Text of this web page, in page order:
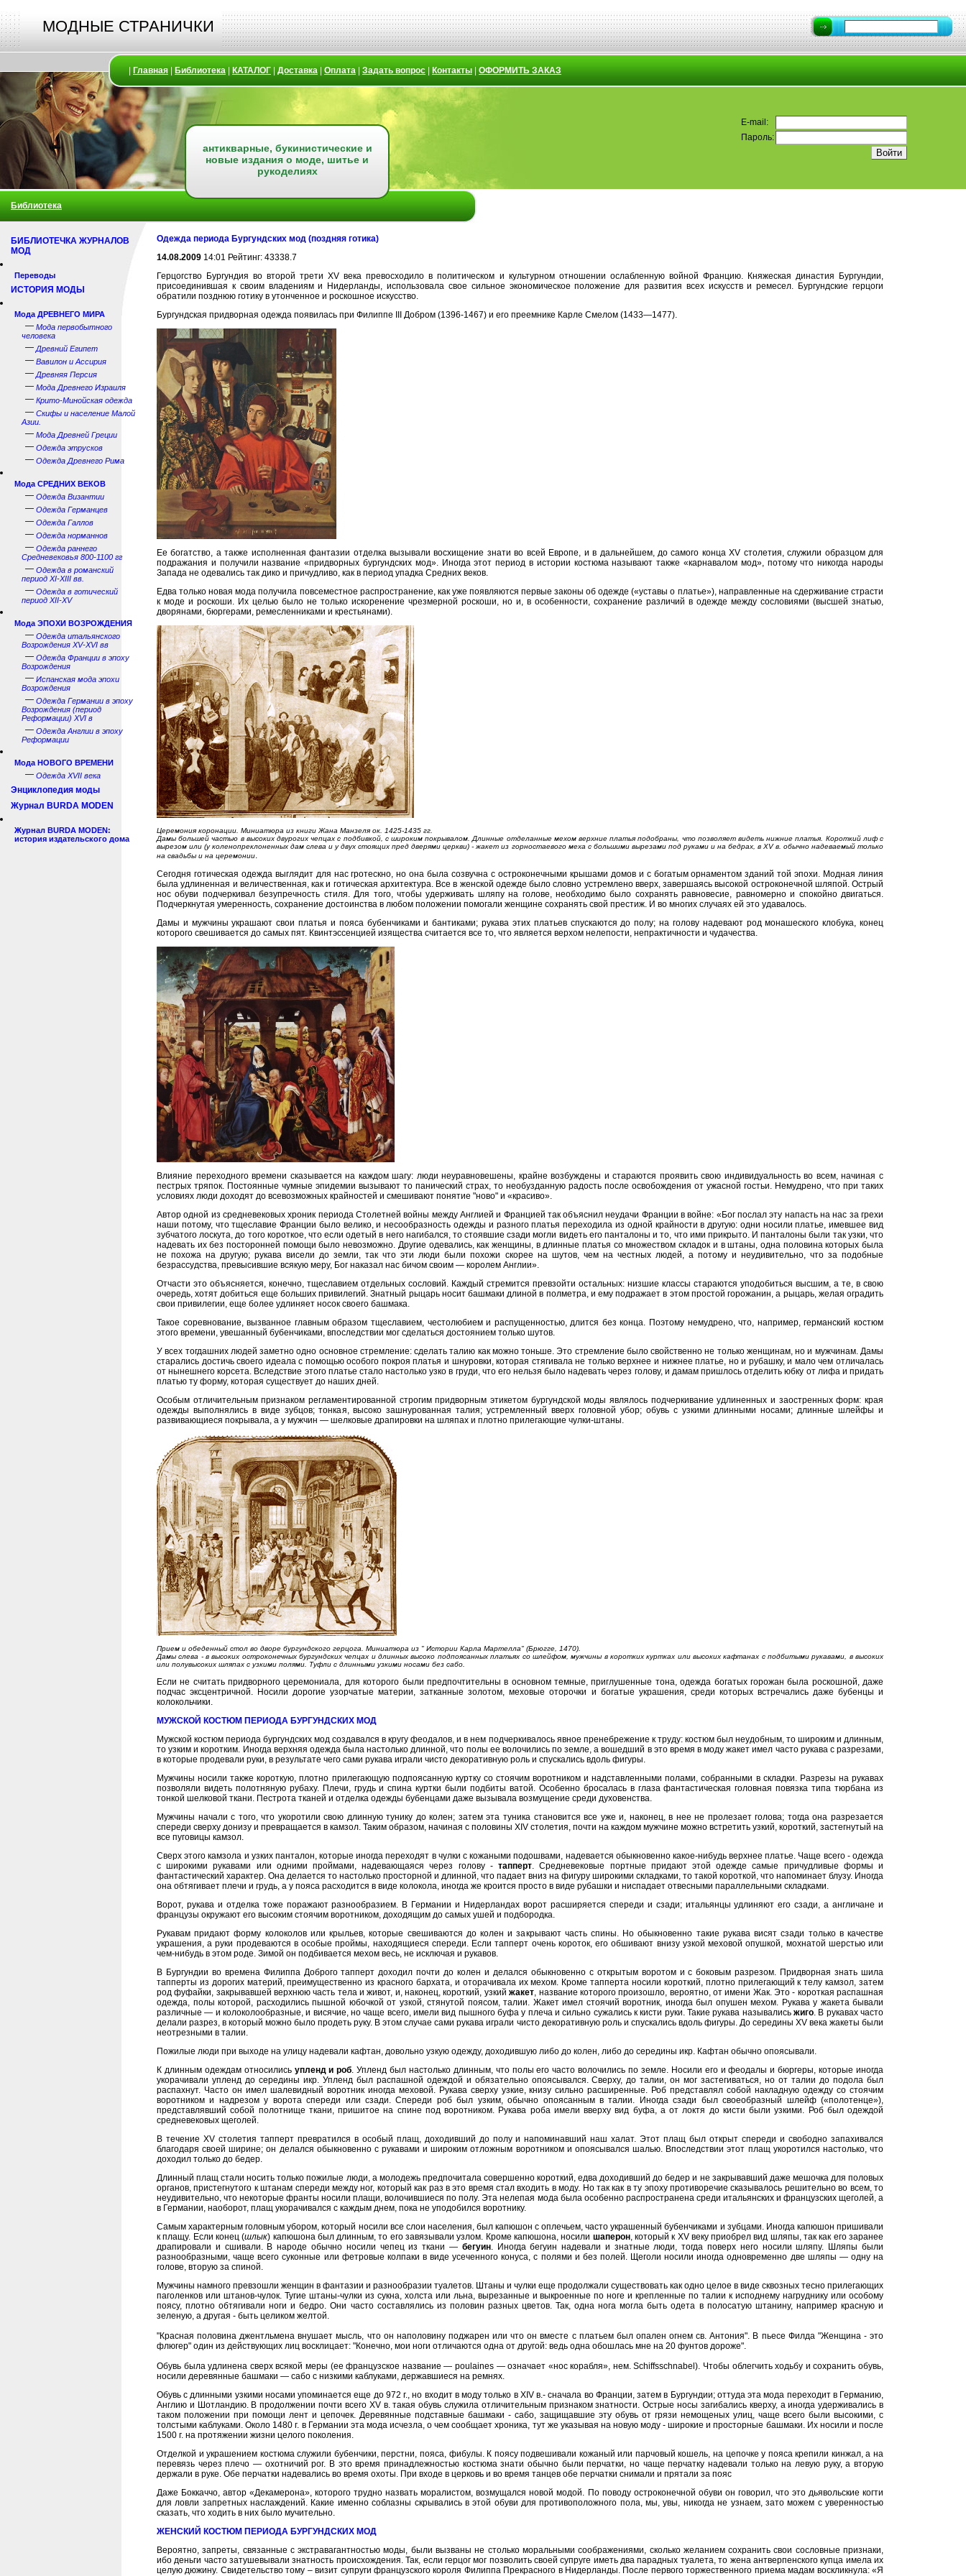
МОДНЫЕ СТРАНИЧКИ
Главная Библиотека КАТАЛОГ Доставка Оплата Задать вопрос Контакты ОФОРМИТЬ ЗАКАЗ
антикварные, букинистические и
новые издания о моде, шитье и
рукоделиях
E-mail:
Пароль:
Библиотека
БИБЛИОТЕЧКА ЖУРНАЛОВ
МОД
Переводы
ИСТОРИЯ МОДЫ
Мода ДРЕВНЕГО МИРА
— Мода первобытного
человека
— Древний Египет
— Вавилон и Ассирия
— Древняя Персия
— Мода Древнего Израиля
— Крито-Минойская одежда
— Скифы и население Малой
Азии.
— Мода Древней Греции
— Одежда этрусков
— Одежда Древнего Рима
Мода СРЕДНИХ ВЕКОВ
— Одежда Византии
— Одежда Германцев
— Одежда Галлов
— Одежда норманнов
— Одежда раннего
Средневековья 800-1100 гг
— Одежда в романский
период XI-XIII вв.
— Одежда в готический
период XII-XV
Мода ЭПОХИ ВОЗРОЖДЕНИЯ
— Одежда итальянского
Возрождения XV-XVI вв
— Одежда Франции в эпоху
Возрождения
— Испанская мода эпохи
Возрождения
— Одежда Германии в эпоху
Возрождения (период
Реформации) XVI в
— Одежда Англии в эпоху
Реформации
Мода НОВОГО ВРЕМЕНИ
— Одежда XVII века
Энциклопедия моды
Журнал BURDA MODEN
Журнал BURDA MODEN:
история издательского дома
Одежда периода Бургундских мод (поздняя готика)
14.08.2009 14:01 Рейтинг: 43338.7
Герцогство Бургундия во второй трети XV века превосходило в политическом и культурном отношении ослабленную войной Францию. Княжеская династия Бургундии,
присоединившая к своим владениям и Нидерланды, использовала свое сильное экономическое положение для развития всех искусств и ремесел. Бургундские герцоги
обратили позднюю готику в утонченное и роскошное искусство.
Бургундская придворная одежда появилась при Филиппе III Добром (1396-1467) и его преемнике Карле Смелом (1433—1477).
Ее богатство, а также исполненная фантазии отделка вызывали восхищение знати во всей Европе, и в дальнейшем, до самого конца XV столетия, служили образцом для
подражания и получили название «придворных бургундских мод». Иногда этот период в истории костюма называют также «карнавалом мод», потому что никогда народы
Запада не одевались так дико и причудливо, как в период упадка Средних веков.
Едва только новая мода получила повсеместное распространение, как уже появляются первые законы об одежде («уставы о платье»), направленные на сдерживание страсти
к моде и роскоши. Их целью было не только искоренение чрезмерной роскоши, но и, в особенности, сохранение различий в одежде между сословиями (высшей знатью,
дворянами, бюргерами, ремесленниками и крестьянами).
Церемония коронации. Миниатюра из книги Жана Манзеля ок. 1425-1435 гг.
Дамы большей частью в высоких двурогих чепцах с подбивкой, с широким покрывалом. Длинные отделанные мехом верхние платья подобраны, что позволяет видеть нижние платья. Короткий лиф с
вырезом или (у коленопреклоненных дам слева и у двух стоящих пред дверями церкви) - жакет из горностаевого меха с большими вырезами под руками и на бедрах, в XV в. обычно надеваемый только
на свадьбы и на церемонии.
Сегодня готическая одежда выглядит для нас гротескно, но она была созвучна с остроконечными крышами домов и с богатым орнаментом зданий той эпохи. Модная линия
была удлиненная и величественная, как и готическая архитектура. Все в женской одежде было словно устремлено вверх, завершаясь высокой остроконечной шляпой. Острый
нос обуви подчеркивал безупречность стиля. Для того, чтобы удерживать шляпу на голове, необходимо было сохранять равновесие, равномерно и спокойно двигаться.
Подчеркнутая умеренность, сохранение достоинства в любом положении помогали женщине сохранять свой престиж. И во многих случаях ей это удавалось.
Дамы и мужчины украшают свои платья и пояса бубенчиками и бантиками; рукава этих платьев спускаются до полу; на голову надевают род монашеского клобука, конец
которого свешивается до самых пят. Квинтэссенцией изящества считается все то, что является верхом нелепости, непрактичности и чудачества.
Влияние переходного времени сказывается на каждом шагу: люди неуравновешены, крайне возбуждены и стараются проявить свою индивидуальность во всем, начиная с
пестрых тряпок. Постоянные чумные эпидемии вызывают то панический страх, то необузданную радость после освобождения от ужасной гостьи. Немудрено, что при таких
условиях люди доходят до всевозможных крайностей и смешивают понятие "ново" и «красиво».
Автор одной из средневековых хроник периода Столетней войны между Англией и Францией так объяснил неудачи Франции в войне: «Бог послал эту напасть на нас за грехи
наши потому, что тщеславие Франции было велико, и несообразность одежды и разного платья переходила из одной крайности в другую: одни носили платье, имевшее вид
зубчатого лоскута, до того короткое, что если одетый в него нагибался, то стоявшие сзади могли видеть его панталоны и то, что ими прикрыто. И панталоны были так узки, что
надевать их без посторонней помощи было невозможно. Другие одевались, как женщины, в длинные платья со множеством складок и в штаны, одна половина которых была
не похожа на другую; рукава висели до земли, так что эти люди были похожи скорее на шутов, чем на честных людей, а потому и неудивительно, что за подобные
безрассудства, превысившие всякую меру, Бог наказал нас бичом своим — королем Англии».
Отчасти это объясняется, конечно, тщеславием отдельных сословий. Каждый стремится превзойти остальных: низшие классы стараются уподобиться высшим, а те, в свою
очередь, хотят добиться еще больших привилегий. Знатный рыцарь носит башмаки длиной в полметра, и ему подражает в этом простой горожанин, а рыцарь, желая оградить
свои привилегии, еще более удлиняет носок своего башмака.
Такое соревнование, вызванное главным образом тщеславием, честолюбием и распущенностью, длится без конца. Поэтому немудрено, что, например, германский костюм
этого времени, увешанный бубенчиками, впоследствии мог сделаться достоянием только шутов.
У всех тогдашних людей заметно одно основное стремление: сделать талию как можно тоньше. Это стремление было свойственно не только женщинам, но и мужчинам. Дамы
старались достичь своего идеала с помощью особого покроя платья и шнуровки, которая стягивала не только верхнее и нижнее платье, но и рубашку, и мало чем отличалась
от нынешнего корсета. Вследствие этого платье стало настолько узко в груди, что его нельзя было надевать через голову, и дамам пришлось отделить юбку от лифа и придать
платью ту форму, которая существует до наших дней.
Особым отличительным признаком регламентированной строгим придворным этикетом бургундской моды являлось подчеркивание удлиненных и заостренных форм: края
одежды выполнялись в виде зубцов; тонкая, высоко зашнурованная талия; устремленный вверх головной убор; обувь с узкими длинными носами; длинные шлейфы и
развивающиеся покрывала, а у мужчин — шелковые драпировки на шляпах и плотно прилегающие чулки-штаны.
Прием и обеденный стол во дворе бургундского герцога. Миниатюра из " Истории Карла Мартелла" (Брюгге, 1470).
Дамы слева - в высоких остроконечных бургундских чепцах и длинных высоко подпоясанных платьях со шлейфом, мужчины в коротких куртках или высоких кафтанах с подбитыми рукавами, в высоких
или полувысоких шляпах с узкими полями. Туфли с длинными узкими носами без сабо.
Если не считать придворного церемониала, для которого были предпочтительны в основном темные, приглушенные тона, одежда богатых горожан была роскошной, даже
подчас эксцентричной. Носили дорогие узорчатые материи, затканные золотом, меховые оторочки и богатые украшения, среди которых встречались даже бубенцы и
колокольчики.
МУЖСКОЙ КОСТЮМ ПЕРИОДА БУРГУНДСКИХ МОД
Мужской костюм периода бургундских мод создавался в кругу феодалов, и в нем подчеркивалось явное пренебрежение к труду: костюм был неудобным, то широким и длинным,
то узким и коротким. Иногда верхняя одежда была настолько длинной, что полы ее волочились по земле, а вошедший в это время в моду жакет имел часто рукава с разрезами,
в которые продевали руки, в результате чего сами рукава играли чисто декоративную роль и спускались вдоль фигуры.
Мужчины носили также короткую, плотно прилегающую подпоясанную куртку со стоячим воротником и надставленными полами, собранными в складки. Разрезы на рукавах
позволяли видеть полотняную рубаху. Плечи, грудь и спина куртки были подбиты ватой. Особенно бросалась в глаза фантастическая головная повязка типа тюрбана из
тонкой шелковой ткани. Пестрота тканей и отделка одежды бубенцами даже вызывала возмущение среди духовенства.
Мужчины начали с того, что укоротили свою длинную тунику до колен; затем эта туника становится все уже и, наконец, в нее не пролезает голова; тогда она разрезается
спереди сверху донизу и превращается в камзол. Таким образом, начиная с половины XIV столетия, почти на каждом мужчине можно встретить узкий, короткий, застегнутый на
все пуговицы камзол.
Сверх этого камзола и узких панталон, которые иногда переходят в чулки с кожаными подошвами, надевается обыкновенно какое-нибудь верхнее платье. Чаще всего - одежда
с широкими рукавами или одними проймами, надевающаяся через голову -тапперт. Средневековые портные придают этой одежде самые причудливые формы и
фантастический характер. Она делается то настолько просторной и длинной, что падает вниз на фигуру широкими складками, то такой короткой, что напоминает блузу. Иногда
она обтягивает плечи и грудь, а у пояса расходится в виде колокола, иногда же кроится просто в виде рубашки и ниспадает отвесными параллельными складками.
Ворот, рукава и отделка тоже поражают разнообразием. В Германии и Нидерландах ворот расширяется спереди и сзади; итальянцы удлиняют его сзади, а англичане и
французы окружают его высоким стоячим воротником, доходящим до самых ушей и подбородка.
Рукавам придают форму колоколов или крыльев, которые свешиваются до колен и закрывают часть спины. Но обыкновенно такие рукава висят сзади только в качестве
украшения, а руки продеваются в особые проймы, находящиеся спереди. Если тапперт очень короток, его обшивают внизу узкой меховой опушкой, мохнатой шерстью или
чем-нибудь в этом роде. Зимой он подбивается мехом весь, не исключая и рукавов.
В Бургундии во времена Филиппа Доброго тапперт доходил почти до колен и делался обыкновенно с открытым воротом и с боковым разрезом. Придворная знать шила
тапперты из дорогих материй, преимущественно из красного бархата, и оторачивала их мехом. Кроме тапперта носили короткий, плотно прилегающий к телу камзол, затем
род фуфайки, закрывавшей верхнюю часть тела и живот, и, наконец, короткий, узкийжакет, название которого произошло, вероятно, от имени Жак. Это - короткая распашная
одежда, полы которой, расходились пышной юбочкой от узкой, стянутой поясом, талии. Жакет имел стоячий воротник, иногда был опушен мехом. Рукава у жакета бывали
различные — и колоколообразные, и висячие, но чаще всего, имели вид пышного буфа у плеча и сильно сужались к кисти руки. Такие рукава назывались жиго. В рукавах часто
делали разрез, в который можно было продеть руку. В этом случае сами рукава играли чисто декоративную роль и спускались вдоль фигуры. До середины XV века жакеты были
неотрезными в талии.
Пожилые люди при выходе на улицу надевали кафтан, довольно узкую одежду, доходившую либо до колен, либо до середины икр. Кафтан обычно опоясывали.
К длинным одеждам относились упленд и роб. Упленд был настолько длинным, что полы его часто волочились по земле. Носили его и феодалы и бюргеры, которые иногда
укорачивали упленд до середины икр. Упленд был распашной одеждой и обязательно опоясывался. Сверху, до талии, он мог застегиваться, но от талии до подола был
распахнут. Часто он имел шалевидный воротник иногда меховой. Рукава сверху узкие, книзу сильно расширенные. Роб представлял собой накладную одежду со стоячим
воротником и надрезом у ворота спереди или сзади. Спереди роб был узким, обычно опоясанным в талии. Иногда сзади был своеобразный шлейф («полотенце»),
представлявший собой полотнище ткани, пришитое на спине под воротником. Рукава роба имели вверху вид буфа, а от локтя до кисти были узкими. Роб был одеждой
средневековых щеголей.
В течение XV столетия тапперт превратился в особый плащ, доходивший до полу и напоминавший наш халат. Этот плащ был открыт спереди и свободно запахивался
благодаря своей ширине; он делался обыкновенно с рукавами и широким отложным воротником и опоясывался шалью. Впоследствии этот плащ укоротился настолько, что
доходил только до бедер.
Длинный плащ стали носить только пожилые люди, а молодежь предпочитала совершенно короткий, едва доходивший до бедер и не закрывавший даже мешочка для половых
органов, пристегнутого к штанам спереди между ног, который как раз в это время стал входить в моду. Но так как в ту эпоху противоречие сказывалось решительно во всем, то
неудивительно, что некоторые франты носили плащи, волочившиеся по полу. Эта нелепая мода была особенно распространена среди итальянских и французских щеголей, а
в Германии, наоборот, плащ укорачивался с каждым днем, пока не уподобился воротнику.
Самым характерным головным убором, который носили все слои населения, был капюшон с оплечьем, часто украшенный бубенчиками и зубцами. Иногда капюшон пришивали
к плащу. Если конец (шлык) капюшона был длинным, то его завязывали узлом. Кроме капюшона, носили шаперон, который к XV веку приобрел вид шляпы, так как его заранее
драпировали и сшивали. В народе обычно носили чепец из ткани — бегуин. Иногда бегуин надевали и знатные люди, тогда поверх него носили шляпу. Шляпы были
разнообразными, чаще всего суконные или фетровые колпаки в виде усеченного конуса, с полями и без полей. Щеголи носили иногда одновременно две шляпы — одну на
голове, вторую за спиной.
Мужчины намного превзошли женщин в фантазии и разнообразии туалетов. Штаны и чулки еще продолжали существовать как одно целое в виде сквозных тесно прилегающих
паголенков или штанов-чулок. Тугие штаны-чулки из сукна, холста или льна, вырезанные и выкроенные по ноге и крепленные по талии к исподнему нагруднику или особому
поясу, плотно обтягивали ноги и бедро. Они часто составлялись из половин разных цветов. Так, одна нога могла быть одета в полосатую штанину, например красную и
зеленую, а другая - быть целиком желтой.
"Красная половина джентльмена внушает мысль, что он наполовину поджарен или что он вместе с платьем был опален огнем св. Антония". В пьесе Филда "Женщина - это
флюгер" один из действующих лиц восклицает: "Конечно, мои ноги отличаются одна от другой: ведь одна обошлась мне на 20 фунтов дороже".
Обувь была удлинена сверх всякой меры (ее французское название — poulaines — означает «нос корабля», нем. Schiffsschnabel). Чтобы облегчить ходьбу и сохранить обувь,
носили деревянные башмаки — сабо с низкими каблуками, державшиеся на ремнях.
Обувь с длинными узкими носами упоминается еще до 972 г., но входит в моду только в XIV в.- сначала во Франции, затем в Бургундии; оттуда эта мода переходит в Германию,
Англию и Шотландию. В продолжении почти всего XV в. такая обувь служила отличительным признаком знатности. Острые носы загибались кверху, а иногда удерживались в
таком положении при помощи лент и цепочек. Деревянные подставные башмаки - сабо, защищавшие эту обувь от грязи немощеных улиц, чаще всего были высокими, с
толстыми каблуками. Около 1480 г. в Германии эта мода исчезла, о чем сообщает хроника, тут же указывая на новую моду - широкие и просторные башмаки. Их носили и после
1500 г. на протяжении жизни целого поколения.
Отделкой и украшением костюма служили бубенчики, перстни, пояса, фибулы. К поясу подвешивали кожаный или парчовый кошель, на цепочке у пояса крепили кинжал, а на
перевязь через плечо — охотничий рог. В это время принадлежностью костюма знати обычно были перчатки, но чаще перчатку надевали только на левую руку, а вторую
держали в руке. Обе перчатки надевались во время охоты. При входе в церковь и во время танцев обе перчатки снимали и прятали за пояс
Даже Боккаччо, автор «Декамерона», которого трудно назвать моралистом, возмущался новой модой. По поводу остроконечной обуви он говорил, что это дьявольские когти
для ловли запретных наслаждений. Какие именно соблазны скрывались в этой обуви для противоположного пола, мы, увы, никогда не узнаем, зато можем с уверенностью
сказать, что ходить в них было мучительно.
ЖЕНСКИЙ КОСТЮМ ПЕРИОДА БУРГУНДСКИХ МОД
Вероятно, запреты, связанные с экстравагантностью моды, были вызваны не столько моральными соображениями, сколько желанием сохранить свои сословные признаки,
ибо деньги часто затушевывали знатность происхождения. Так, если герцог мог позволить своей супруге иметь два парадных туалета, то жена антверпенского купца имела их
целую дюжину. Свидетельство тому – визит супруги французского короля Филиппа Прекрасного в Нидерланды. После первого торжественного приема мадам воскликнула: «Я